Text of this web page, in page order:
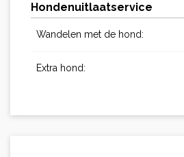
Hondenuitlaatservice
Wandelen met de hond:
Extra hond: